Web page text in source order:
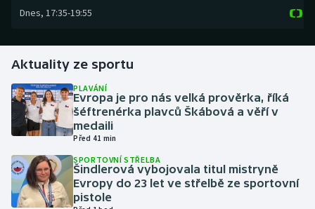
Futsal
Gymnastika
Házená
Jezdectví
Judo
Dnes, 17:35-19:55
Aktuality ze sportu
PLAVÁNÍ
Evropa je pro nás velká prověrka, říká
šéftrenérka plavců Škábová a věří v
medaili
Před 41 min
SPORTOVNÍ STŘELBA
Šindlerová vybojovala titul mistryně
Evropy do 23 let ve střelbě ze sportovní
pistole